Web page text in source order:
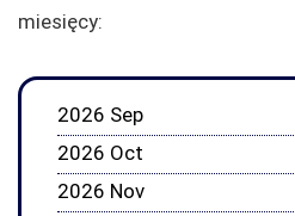
miesięcy:
2026 Sep
2026 Oct
2026 Nov